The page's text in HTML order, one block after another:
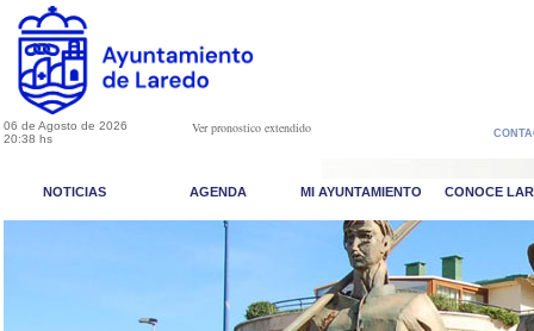
06 de Agosto de 2026
20:38 hs
Ver pronostico extendido
NOTICIAS AGENDA MI AYUNTAMIENTO CONOCE